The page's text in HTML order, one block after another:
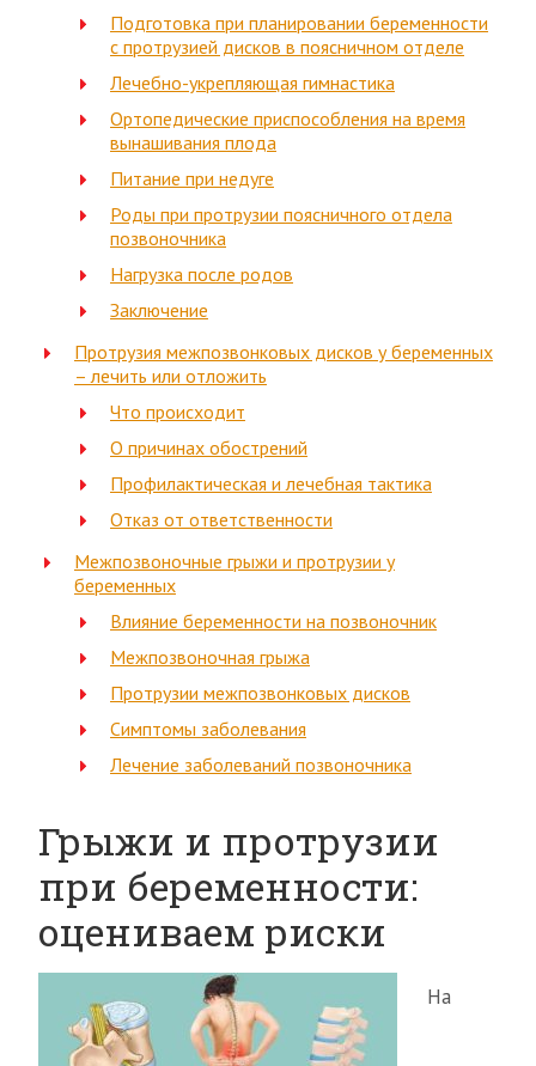
Подготовка при планировании беременности
с протрузией дисков в поясничном отделе
Лечебно-укрепляющая гимнастика
Ортопедические приспособления на время
вынашивания плода
Питание при недуге
Роды при протрузии поясничного отдела
позвоночника
Нагрузка после родов
Заключение
Протрузия межпозвонковых дисков у беременных
– лечить или отложить
Что происходит
О причинах обострений
Профилактическая и лечебная тактика
Отказ от ответственности
Межпозвоночные грыжи и протрузии у
беременных
Влияние беременности на позвоночник
Межпозвоночная грыжа
Протрузии межпозвонковых дисков
Симптомы заболевания
Лечение заболеваний позвоночника
Грыжи и протрузии
при беременности:
оцениваем риски
На